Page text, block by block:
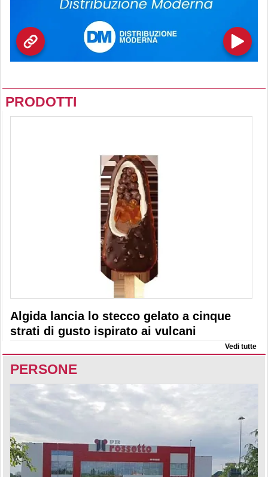
PRODOTTI
Algida lancia lo stecco gelato a cinque
strati di gusto ispirato ai vulcani
Vedi tutte
PERSONE